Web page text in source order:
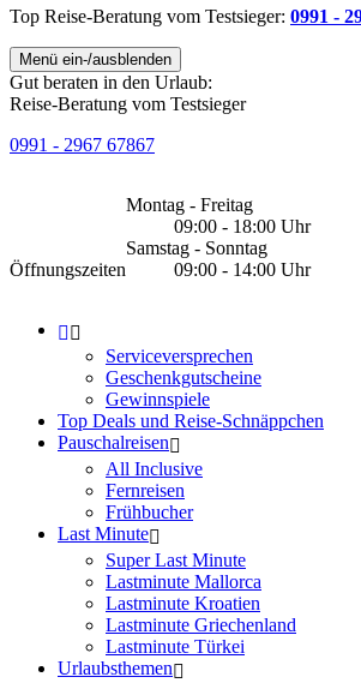
Top Reise-Beratung vom Testsieger: 0991 -
Menü ein-/ausblenden
Gut beraten in den Urlaub:
Reise-Beratung vom Testsieger
0991 - 2967 67867
Öffnungszeiten
Montag - Freitag
09:00 - 18:00 Uhr
Samstag - Sonntag
09:00 - 14:00 Uhr
Serviceversprechen
Geschenkgutscheine
Gewinnspiele
Top Deals und Reise-Schnäppchen
Pauschalreisen
All Inclusive
Fernreisen
Frühbucher
Last Minute
Super Last Minute
Lastminute Mallorca
Lastminute Kroatien
Lastminute Griechenland
Lastminute Türkei
Urlaubsthemen